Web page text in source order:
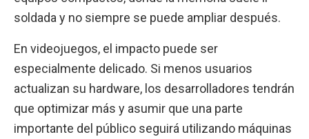
soldada y no siempre se puede ampliar después.
En videojuegos, el impacto puede ser
especialmente delicado. Si menos usuarios
actualizan su hardware, los desarrolladores tendrán
que optimizar más y asumir que una parte
importante del público seguirá utilizando máquinas